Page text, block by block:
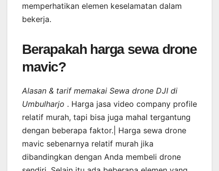
memperhatikan elemen keselamatan dalam
bekerja.
Berapakah harga sewa drone
mavic?
Alasan & tarif memakai Sewa drone DJI di
Umbulharjo . Harga jasa video company profile
relatif murah, tapi bisa juga mahal tergantung
dengan beberapa faktor.| Harga sewa drone
mavic sebenarnya relatif murah jika
dibandingkan dengan Anda membeli drone